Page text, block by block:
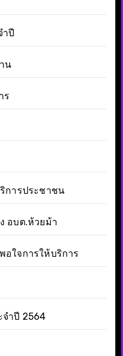
ำปี
น
ร
การประชาชน
อบต.ห้วยม้า
อใจการให้บริการ
จำปี 2564